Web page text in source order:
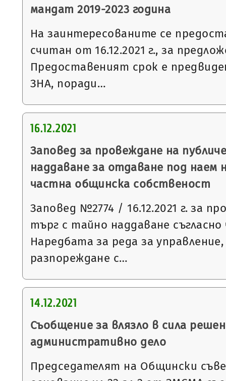
мандат 2019-2023 година
На заинтересованите се
считан от 16.12.2021 г., за
Предоставеният срок е
ЗНА, поради…
16.12.2021
Заповед за провеждане на
наддаване за отдаване под
частна общинска собственост
Заповед №2774 / 16.12.2021 г. за
търг с тайно наддаване съгласно
Наредбата за реда за
разпореждане с…
14.12.2021
Съобщение за влязло в сила
административно дело
Председателят на Общински